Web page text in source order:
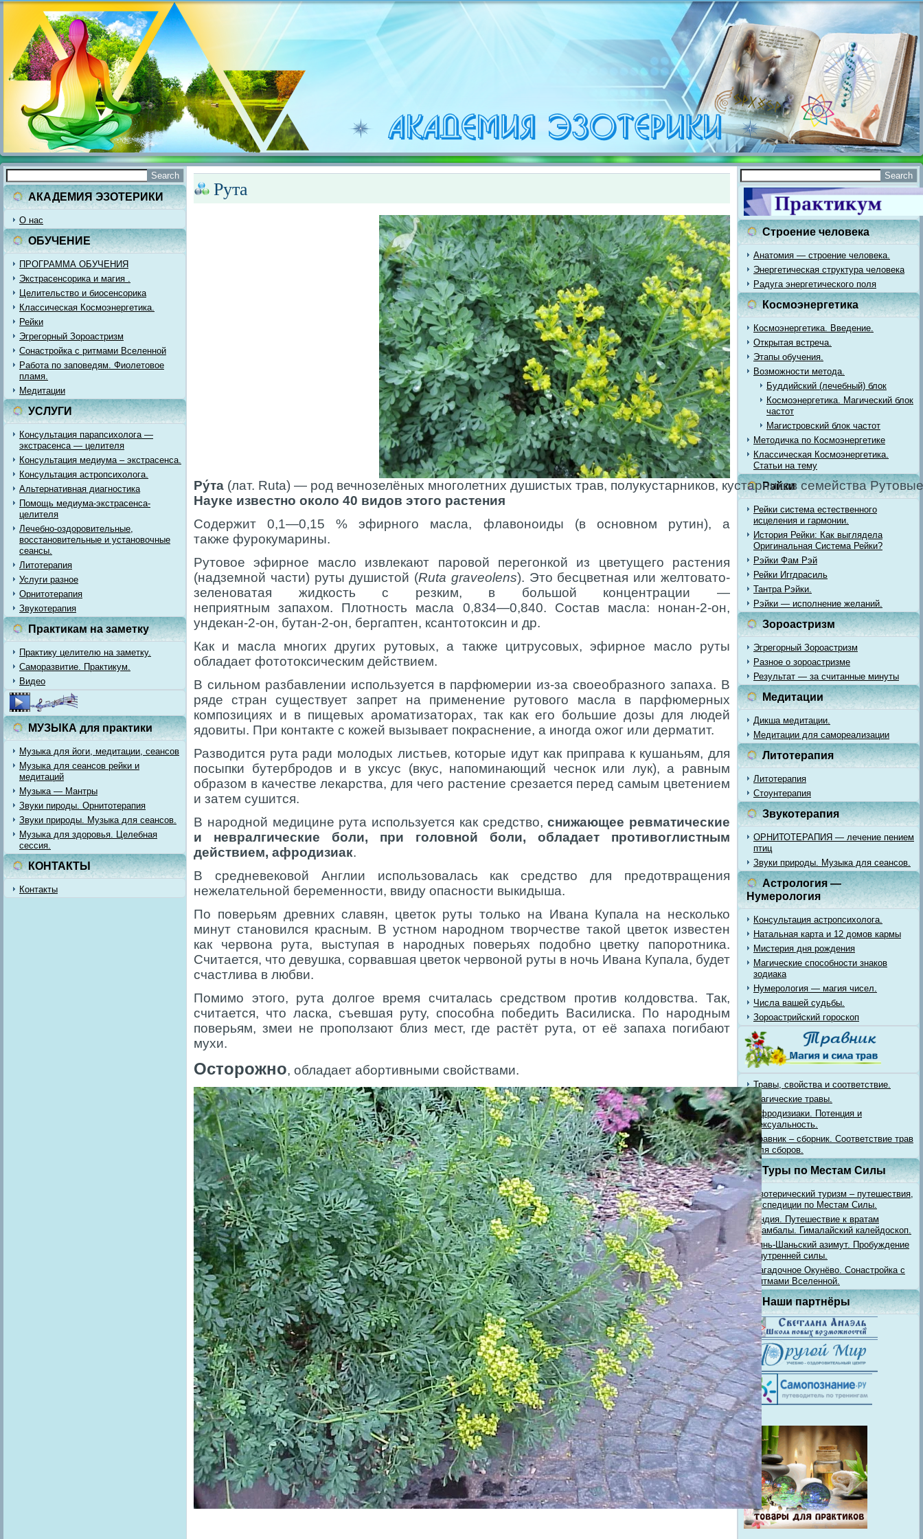
АКАДЕМИЯ ЭЗОТЕРИКИ
О нас
ОБУЧЕНИЕ
ПРОГРАММА ОБУЧЕНИЯ
Экстрасенсорика и магия .
Целительство и биосенсорика
Классическая Космоэнергетика.
Рейки
Эгрегорный Зороастризм
Сонастройка с ритмами Вселенной
Работа по заповедям. Фиолетовое
пламя.
Медитации
УСЛУГИ
Консультация парапсихолога —
экстрасенса — целителя
Консультация медиума – экстрасенса.
Консультация астропсихолога.
Альтернативная диагностика
Помощь медиума-экстрасенса-
целителя
Лечебно-оздоровительные,
восстановительные и установочные
сеансы.
Литотерапия
Услуги разное
Орнитотерапия
Звукотерапия
Практикам на заметку
Практику целителю на заметку.
Саморазвитие. Практикум.
Видео
МУЗЫКА для практики
Музыка для йоги, медитации, сеансов
Музыка для сеансов рейки и
медитаций
Музыка — Мантры
Звуки пироды. Орнитотерапия
Звуки природы. Музыка для сеансов.
Музыка для здоровья. Целебная
сессия.
КОНТАКТЫ
Контакты
Рута
Ру́та (лат. Ruta) — род вечнозелёных многолетних душистых трав, полукустарников, кустарников семейства
Науке известно около 40 видов этого растения
Содержит 0,1—0,15 % эфирного масла, флавоноиды (в основном рутин), а
также фурокумарины.
Рутовое эфирное масло извлекают паровой перегонкой из цветущего растения
(надземной части) руты душистой (Ruta graveolens). Это бесцветная или желтовато-
зеленоватая жидкость с резким, в большой концентрации —
неприятным запахом. Плотность масла 0,834—0,840. Состав масла: нонан-2-он,
ундекан-2-он, бутан-2-он, бергаптен, ксантотоксин и др.
Как и масла многих других рутовых, а также цитрусовых, эфирное масло руты
обладает фототоксическим действием.
В сильном разбавлении используется в парфюмерии из-за своеобразного запаха. В
ряде стран существует запрет на применение рутового масла в парфюмерных
композициях и в пищевых ароматизаторах, так как его большие дозы для людей
ядовиты. При контакте с кожей вызывает покраснение, а иногда ожог или дерматит.
Разводится рута ради молодых листьев, которые идут как приправа к кушаньям, для
посыпки бутербродов и в уксус (вкус, напоминающий чеснок или лук), а равным
образом в качестве лекарства, для чего растение срезается перед самым цветением
и затем сушится.
В народной медицине рута используется как средство,снижающее ревматические
и невралгические боли, при головной боли, обладает противоглистным
действием, афродизиак.
В средневековой Англии использовалась как средство для предотвращения
нежелательной беременности, ввиду опасности выкидыша.
По поверьям древних славян, цветок руты только на Ивана Купала на несколько
минут становился красным. В устном народном творчестве такой цветок известен
как червона рута, выступая в народных поверьях подобно цветку папоротника.
Считается, что девушка, сорвавшая цветок червоной руты в ночь Ивана Купала, будет
счастлива в любви.
Помимо этого, рута долгое время считалась средством против колдовства. Так,
считается, что ласка, съевшая руту, способна победить Василиска. По народным
поверьям, змеи не проползают близ мест, где растёт рута, от её запаха погибают
мухи.
Осторожно, обладает абортивными свойствами.
Строение человека
Анатомия — строение человека.
Энергетическая структура человека
Радуга энергетического поля
Космоэнергетика
Космоэнергетика. Введение.
Открытая встреча.
Этапы обучения.
Возможности метода.
Буддийский (лечебный) блок
Космоэнергетика. Магический блок
частот
Магистровский блок частот
Методичка по Космоэнергетике
Классическая Космоэнергетика.
Статьи на тему
Рэйки
Рейки система естественного
исцеления и гармонии.
История Рейки: Как выглядела
Оригинальная Система Рейки?
Рэйки Фам Рэй
Рейки Иггдрасиль
Тантра Рэйки.
Рэйки — исполнение желаний.
Зороастризм
Эгрегорный Зороастризм
Разное о зороастризме
Результат — за считанные минуты
Медитации
Дикша медитации.
Медитации для самореализации
Литотерапия
Литотерапия
Стоунтерапия
Звукотерапия
ОРНИТОТЕРАПИЯ — лечение пением
птиц
Звуки природы. Музыка для сеансов.
Астрология —
Нумерология
Консультация астропсихолога.
Натальная карта и 12 домов кармы
Мистерия дня рождения
Магические способности знаков
зодиака
Нумерология — магия чисел.
Числа вашей судьбы.
Зороастрийский гороскоп
Травы, свойства и соответствие.
Магические травы.
Афродизиаки. Потенция и
сексуальность.
Травник – сборник. Соответствие трав
для сборов.
Туры по Местам Силы
Эзотерический туризм – путешествия,
экспедиции по Местам Силы.
Индия. Путешествие к вратам
Шамбалы. Гималайский калейдоскоп.
Тянь-Шаньский азимут. Пробуждение
внутренней силы.
Загадочное Окунёво. Сонастройка с
ритмами Вселенной.
Наши партнёры